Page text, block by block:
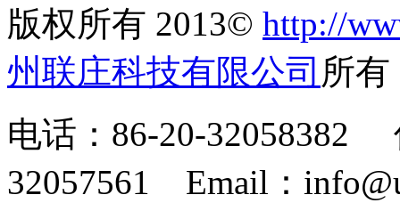
版权所有 2013© http://
州联庄科技有限公司 所
电话：86-20-32058382
32057561 Email：